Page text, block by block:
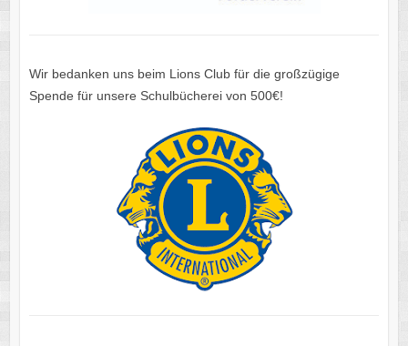
Wir bedanken uns beim Lions Club für die großzügige
Spende für unsere Schulbücherei von 500€!